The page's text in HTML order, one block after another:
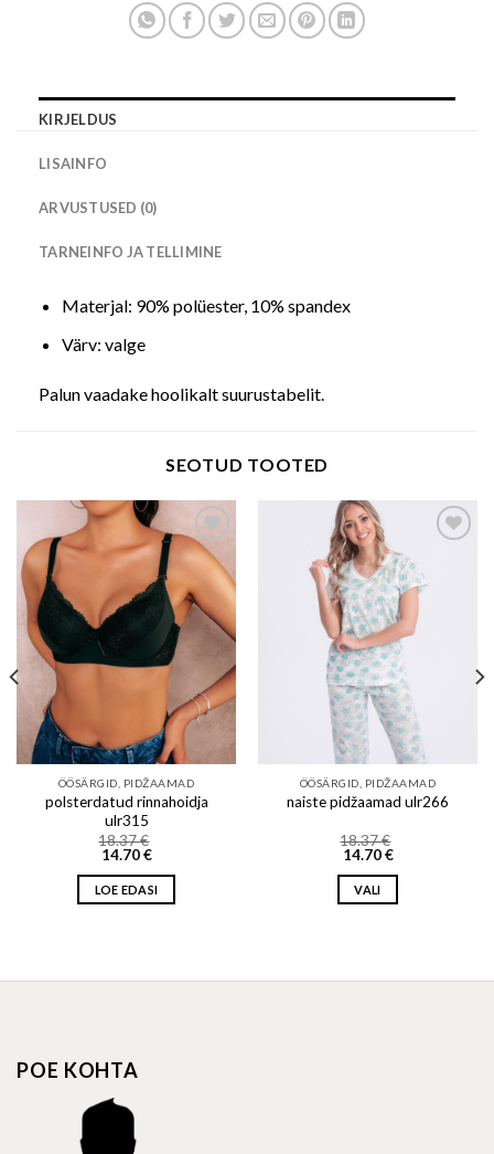
KIRJELDUS
LISAINFO
ARVUSTUSED (0)
TARNEINFO JA TELLIMINE
Materjal: 90% polüester, 10% spandex
Värv: valge
Palun vaadake hoolikalt suurustabelit.
SEOTUD TOOTED
Add to wishlist
ÖÖSÄRGID, PIDŽAAMAD
polsterdatud rinnahoidja
ulr315
18.37€
14.70€
LOE EDASI
Add to wishlist
ÖÖSÄRGID, PIDŽAAMAD
naiste pidžaamad ulr266
18.37€
14.70€
VALI
multiple
POE KOHTA